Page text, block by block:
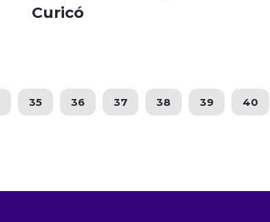
Curicó
35 36 37 38 39 40